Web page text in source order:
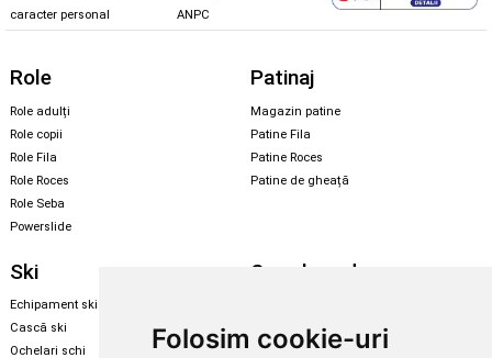
Folosim cookie-uri
caracter personal
ANPC
Role
Role adulți
Role copii
Role Fila
Role Roces
Role Seba
Powerslide
Patinaj
Magazin patine
Patine Fila
Patine Roces
Patine de gheață
Ski
Echipament ski
Cască ski
Ochelari schi
Snowboard
Echipament snowboard
Legături Rome SDS